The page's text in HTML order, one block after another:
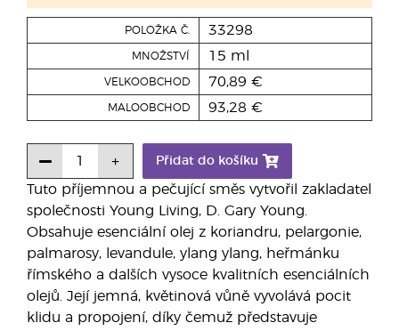
Tuto příjemnou a pečující směs vytvořil zakladatel
společnosti Young Living, D. Gary Young.
Obsahuje esenciální olej z koriandru, pelargonie,
palmarosy, levandule, ylang ylang, heřmánku
římského a dalších vysoce kvalitních esenciálních
olejů. Její jemná, květinová vůně vyvolává pocit
klidu a propojení, díky čemuž představuje
POLOŽKA Č. 33298
MNOŽSTVÍ 15 ml
VELKOOBCHOD 70,89 €
MALOOBCHOD 93,28 €
Přidat do košíku